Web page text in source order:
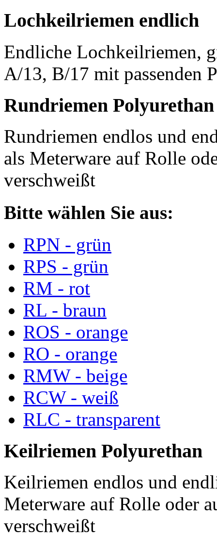
Lochkeilriemen endlich
Endliche Lochkeilriemen,
A/13, B/17 mit passenden
Rundriemen Polyurethan
Rundriemen endlos und
als Meterware auf Rolle
verschweißt
Bitte wählen Sie aus:
RPN - grün
RPS - grün
RM - rot
RL - braun
ROS - orange
RO - orange
RMW - beige
RCW - weiß
RLC - transparent
Keilriemen Polyurethan
Keilriemen endlos und
Meterware auf Rolle oder
verschweißt